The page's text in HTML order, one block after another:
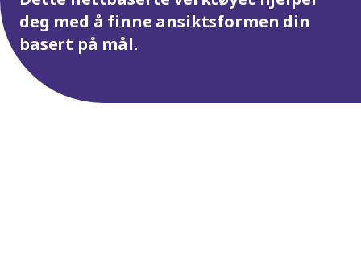
deg med å finne ansiktsformen din
basert på mål.